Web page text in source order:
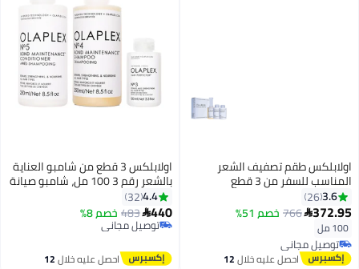
اولابلكس طقم تصفيف الشعر
المناسب للسفر من 3 قطع
100ملليلتر3.6
26
372.95
766 خصم 51%
100 مل
توصيل مجاني
توصيل مجانياحصل عليه خلال12
اولابلكس 3 قطع من شامبو العناية
بالشعر رقم 3 100 مل، شامبو صيانة
بوند رقم 4 250 مل وبلسم صيانة
بوند رقم 5
4.4
32
440
483 خصم 8%
توصيل مجاني
توصيل مجاني
احصل عليه خلال12